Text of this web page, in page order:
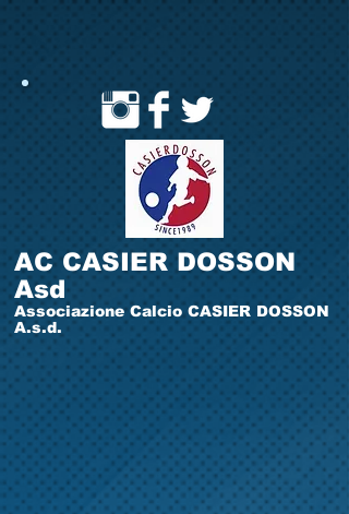
AC CASIER DOSSON
Asd
Associazione Calcio CASIER DOSSON
A.s.d.